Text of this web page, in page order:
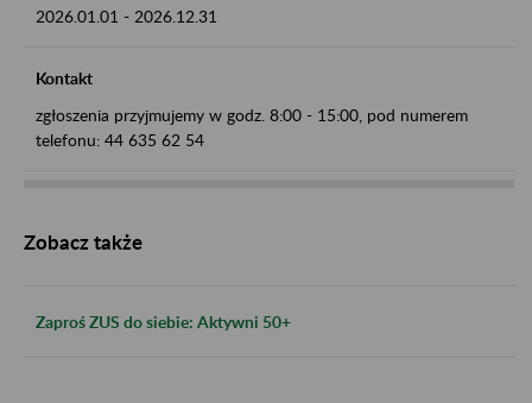
2026.01.01 - 2026.12.31
Kontakt
zgłoszenia przyjmujemy w godz. 8:00 - 15:00, pod numerem
telefonu: 44 635 62 54
Zobacz także
Zaproś ZUS do siebie: Aktywni 50+